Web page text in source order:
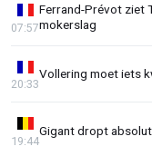
Ferrand-Prévot ziet
mokerslag
07:57
Vollering moet iets
20:33
Gigant dropt
19:44